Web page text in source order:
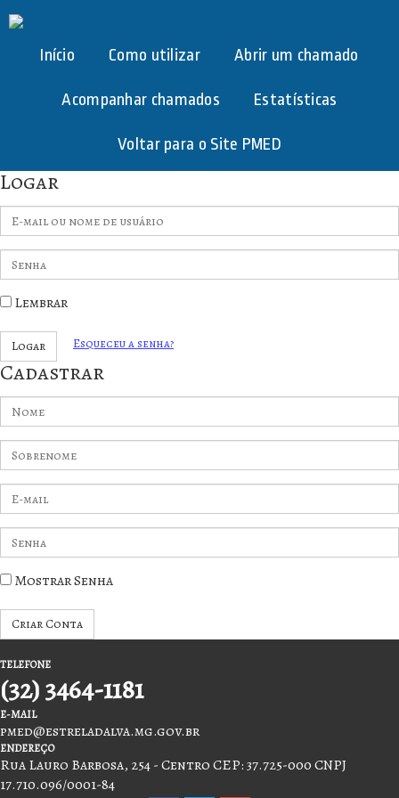
Início Como utilizar Abrir um chamado
Acompanhar chamados Estatísticas
Voltar para o Site PMED
Logar
E-
mail
ou
nome
de
usuário
Senha
Lembrar
Logar Esqueceu a senha?
Cadastrar
Nome
Sobrenome
E-
mail
Insira
uma
senha
Mostrar Senha
Criar Conta
TELEFONE
(32) 3464-1181
E-MAIL
pmed@estreladalva.mg.gov.br
ENDEREÇO
Rua Lauro Barbosa, 254 - Centro CEP: 37.725-000 CNPJ
17.710.096/0001-84